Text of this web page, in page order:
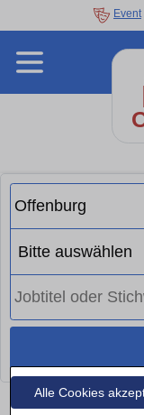
Alle Cookies
Event
Offenburg×